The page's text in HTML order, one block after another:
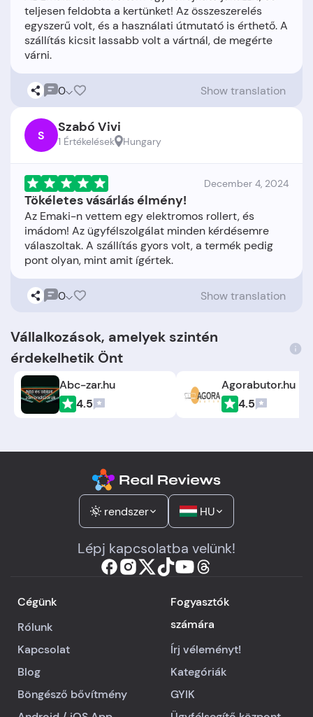
teljesen feldobta a kertünket! Az összeszerelés
egyszerű volt, és a használati útmutató is érthető. A
szállítás kicsit lassabb volt a vártnál, de megérte
0 Show translation
S Szabó Vivi
1 Értékelések Hungary
December 4, 2024
Tökéletes vásárlás élmény!
Az Emaki-n vettem egy elektromos rollert, és
imádom! Az ügyfélszolgálat minden kérdésemre
válaszoltak. A szállítás gyors volt, a termék pedig
0 Show translation
Vállalkozások, amelyek szintén
érdekelhetik Önt
Abc-zar.hu
4.5
Agorabutor.hu
4.5
rendszer HU
Lépj kapcsolatba velünk!
Cégünk
Rólunk
Kapcsolat
Blog
Böngésző bővítmény
Fogyasztók
számára
Írj véleményt!
Kategóriák
GYIK